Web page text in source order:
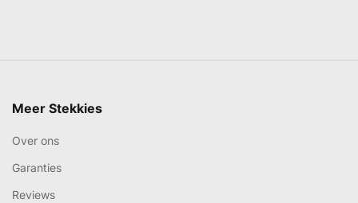
Meer Stekkies
Over ons
Garanties
Reviews